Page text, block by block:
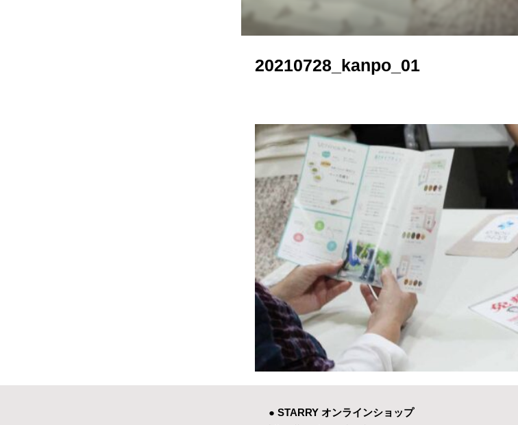
20210728_kanpo_01
● STARRY オンラインショップ